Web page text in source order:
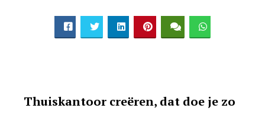
Thuiskantoor creëren, dat doe je zo